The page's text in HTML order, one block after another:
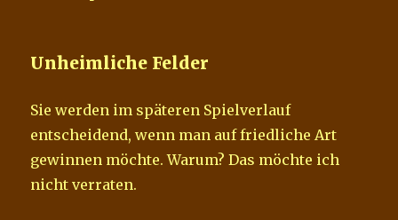
Unheimliche Felder
Sie werden im späteren Spielverlauf
entscheidend, wenn man auf friedliche Art
gewinnen möchte. Warum? Das möchte ich
nicht verraten.